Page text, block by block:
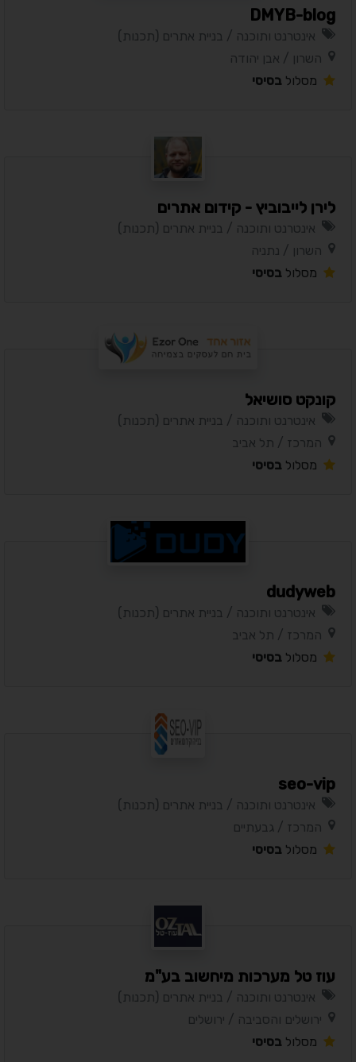
DMYB-blog
אינטרנט ותוכנה / בניית אתרים (תכנות)
השרון / אבן יהודה
מסלול בסיסי
לירן לייבוביץ - קידום אתרים
אינטרנט ותוכנה / בניית אתרים (תכנות)
השרון / נתניה
מסלול בסיסי
קונקט סושיאל
אינטרנט ותוכנה / בניית אתרים (תכנות)
המרכז / תל אביב
מסלול בסיסי
dudyweb
אינטרנט ותוכנה / בניית אתרים (תכנות)
המרכז / תל אביב
מסלול בסיסי
seo-vip
אינטרנט ותוכנה / בניית אתרים (תכנות)
המרכז / גבעתיים
מסלול בסיסי
עוז טל מערכות מיחשוב בע"מ
אינטרנט ותוכנה / בניית אתרים (תכנות)
ירושלים והסביבה / ירושלים
מסלול בסיסי